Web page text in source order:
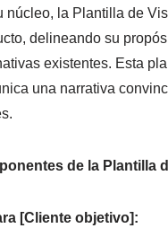
núcleo, la Plantilla de
delineando su
existentes. Esta
una narrativa
de la Plantilla
[Cliente objetivo]: